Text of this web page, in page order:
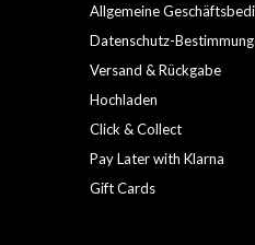
Allgemeine
Datenschutz-
Versand & Rückgabe
Hochladen
Click & Collect
Pay Later with Klarna
Gift Cards